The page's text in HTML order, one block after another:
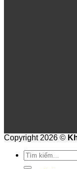
Copyright 2026 ©
Tìm
kiếm: